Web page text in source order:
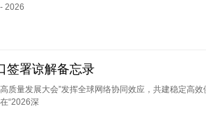
2026
签署谅解备忘录
质量发展大会”发挥全球网络协同效应，共建稳定高
“2026深